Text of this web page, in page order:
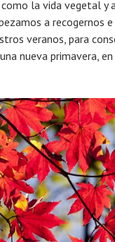
la vida vegetal
a recogernos
veranos, para
nueva primavera,